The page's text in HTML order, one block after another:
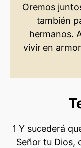
Oremos
también
hermanos.
vivir en
1 Y sucederá
Señor tu Dios,